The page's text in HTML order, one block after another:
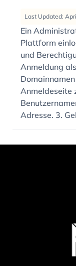
Last Updated:
Ein
Plattform
und
Anmeldung
Anmeldeseite
Adresse. 3.